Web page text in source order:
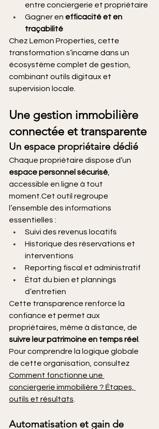
entre conciergerie et propriétaire
Gagner en efficacité et en
traçabilité
Chez Lemon Properties, cette
transformation s’incarne dans un
écosystème complet de gestion,
combinant outils digitaux et
supervision locale.
Une gestion immobilière
connectée et transparente
Un espace propriétaire dédié
Chaque propriétaire dispose d’un
espace personnel sécurisé
accessible en ligne à tout
moment.Cet outil regroupe
l’ensemble des informations
essentielles :
Suivi des revenus locatifs
Historique des réservations et
interventions
Reporting fiscal et administratif
État du bien et plannings
d’entretien
Cette transparence renforce la
confiance et permet aux
propriétaires, même à distance, de
suivre leur patrimoine en temps réel
Pour comprendre la logique globale
de cette organisation, consultez
Comment fonctionne une
conciergerie immobilière ? Étapes,
outils et résultats
Automatisation et gain de